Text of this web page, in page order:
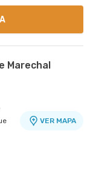
Marechal
VER MAPA